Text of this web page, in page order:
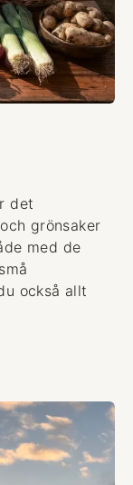
det
grönsaker
med de
också allt